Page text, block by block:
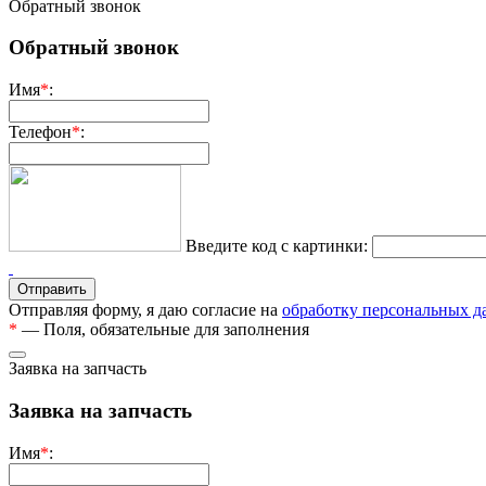
Обратный звонок
Обратный звонок
Имя*:
Телефон*:
Введите код с картинки:
Отправляя форму, я даю согласие на обработку персональных
* — Поля, обязательные для заполнения
Заявка на запчасть
Заявка на запчасть
Имя*: